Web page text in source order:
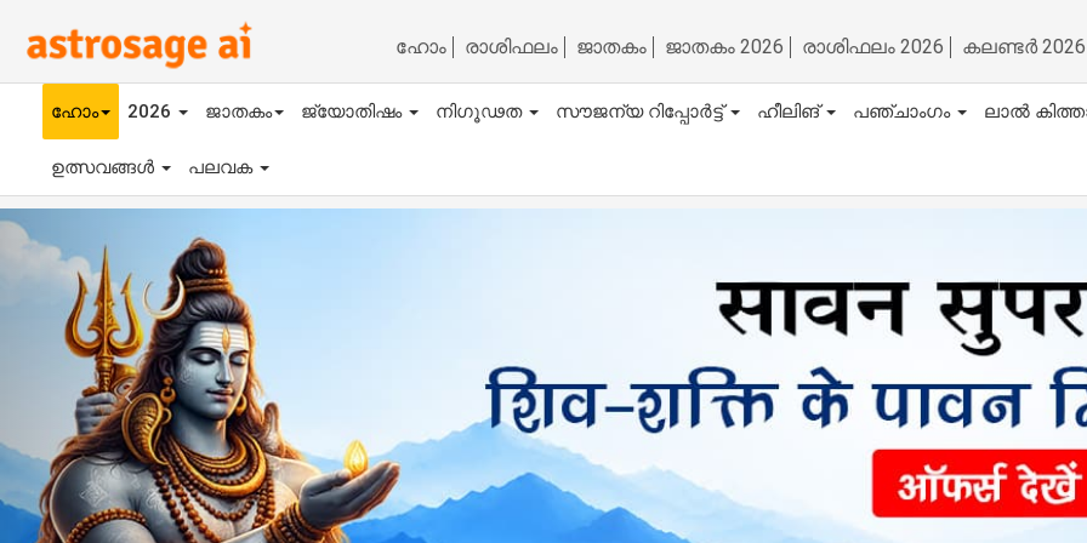
ഹോം രാശിഫലം ജാതകം ജാതകം 2026 രാശിഫലം 2026 കലണ്ടർ 2026
ഹോം 2026 ജാതകം ജ്യോതിഷം നിഗൂഢത സൗജന്യ റിപ്പോർട്ട് ഹീലിങ് പഞ്ചാംഗം ലാൽ
ഉത്സവങ്ങൾ പലവക
Previous